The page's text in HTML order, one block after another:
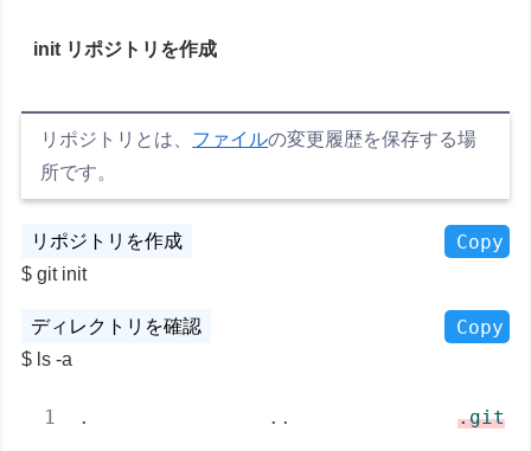
init リポジトリを作成
リポジトリとは、 ファイルの変更履歴を保存する場
所です。
Copy
git init
Copy
ls -a
.		.. .git